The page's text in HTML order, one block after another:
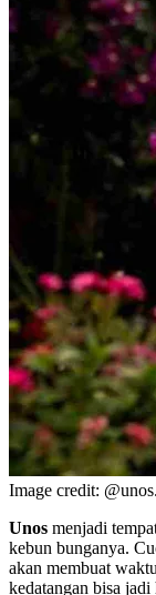
Image credit:
Unos menjadi
kebun bunganya.
akan membuat
kedatangan bisa